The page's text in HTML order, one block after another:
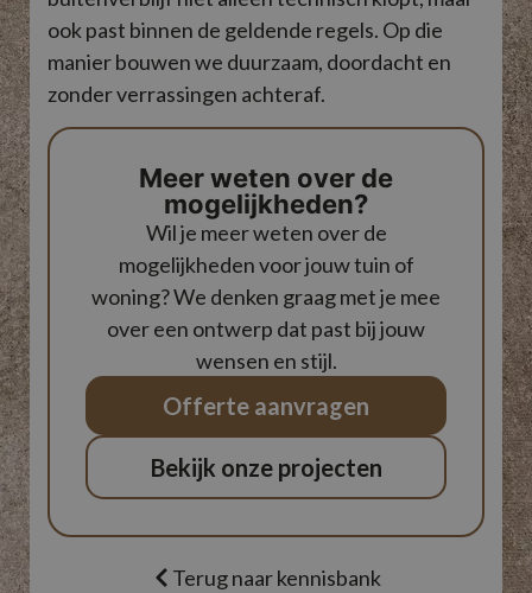
ook past binnen de geldende regels. Op die
manier bouwen we duurzaam, doordacht en
zonder verrassingen achteraf.
Meer weten over de
mogelijkheden?
Wil je meer weten over de
mogelijkheden voor jouw tuin of
woning? We denken graag met je mee
over een ontwerp dat past bij jouw
wensen en stijl.
Offerte aanvragen
Bekijk onze projecten
Terug naar kennisbank
te